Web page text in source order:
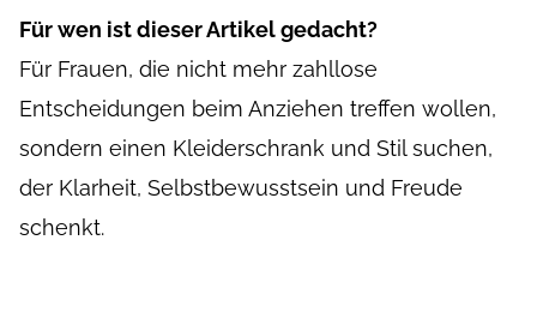
Für wen ist dieser Artikel gedacht?
Für Frauen, die nicht mehr zahllose
Entscheidungen beim Anziehen treffen wollen,
sondern einen Kleiderschrank und Stil suchen,
der Klarheit, Selbstbewusstsein und Freude
schenkt.